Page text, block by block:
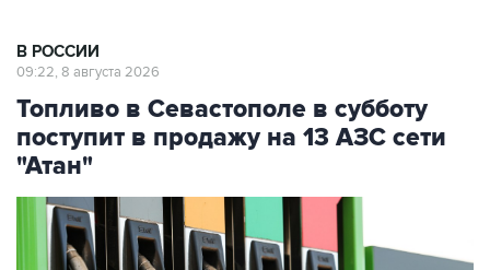
Топливо в Севастополе в субботу
поступит в продажу на 13 АЗС сети
"Атан"